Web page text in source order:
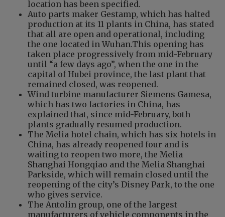
location has been specified.
Auto parts maker Gestamp, which has halted
production at its 11 plants in China, has stated
that all are open and operational, including
the one located in Wuhan.This opening has
taken place progressively from mid-February
until “a few days ago”, when the one in the
capital of Hubei province, the last plant that
remained closed, was reopened.
Wind turbine manufacturer Siemens Gamesa,
which has two factories in China, has
explained that, since mid-February, both
plants gradually resumed production.
The Melia hotel chain, which has six hotels in
China, has already reopened four and is
waiting to reopen two more, the Melia
Shanghai Hongqiao and the Melia Shanghai
Parkside, which will remain closed until the
reopening of the city’s Disney Park, to the one
who gives service.
The Antolin group, one of the largest
manufacturers of vehicle components in the